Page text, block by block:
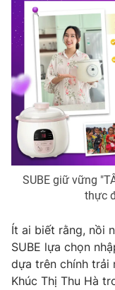
SUBE giữ vững
thực
Ít ai biết rằng, nồi
SUBE lựa chọn
dựa trên chính trải
Khúc Thị Thu Hà